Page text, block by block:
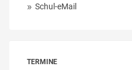
Schul-eMail
TERMINE